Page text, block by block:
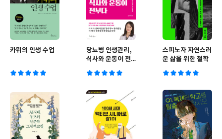
카뮈의 인생 수업
당뇨병 인생관리,
식사와 운동이 전
스피노자 자연스러
운 삶을 위한 철학